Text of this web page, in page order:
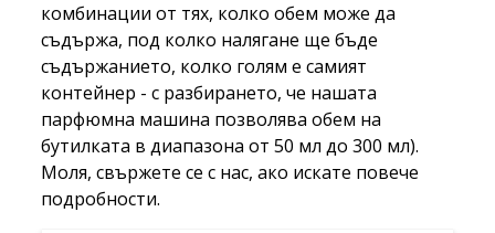
комбинации от тях, колко обем може да
съдържа, под колко налягане ще бъде
съдържанието, колко голям е самият
контейнер - с разбирането, че нашата
парфюмна машина позволява обем на
бутилката в диапазона от 50 мл до 300 мл).
Моля, свържете се с нас, ако искате повече
подробности.